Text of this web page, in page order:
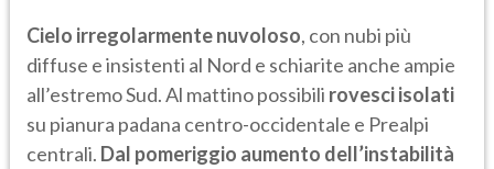
Cielo irregolarmente nuvoloso, con nubi più
diffuse e insistenti al Nord e schiarite anche ampie
all’estremo Sud. Al mattino possibili rovesci isolati
su pianura padana centro-occidentale e Prealpi
centrali. Dal pomeriggio aumento dell’instabilità